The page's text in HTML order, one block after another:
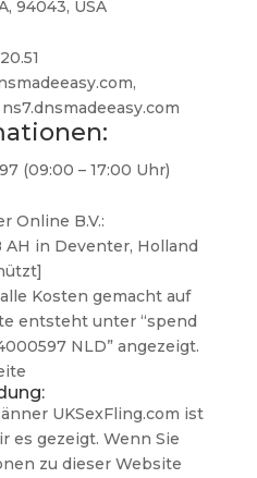
94043, USA
(09:00 – 17:00 Uhr)
Online B.V.:
AH in Deventer, Holland
Kosten gemacht auf
entsteht unter “spend
NLD” angezeigt.
UKSexFling.com ist
es gezeigt. Wenn Sie
zu dieser Website